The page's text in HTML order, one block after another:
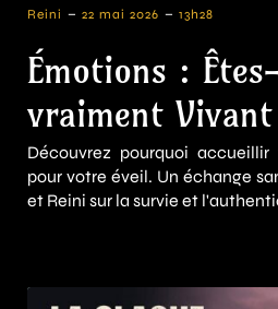
Reini - 22 mai 2026 - 13h28
Émotions :
vraiment
Découvrez pourquoi
pour votre éveil. Un échange
et Reini sur la survie et